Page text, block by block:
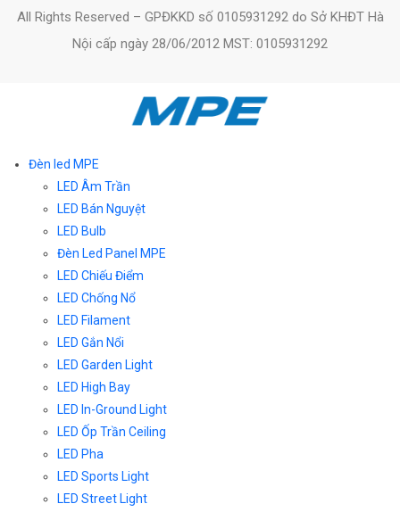
All Rights Reserved – GPĐKKD số 0105931292 do Sở KHĐT Hà
Nội cấp ngày 28/06/2012 MST: 0105931292
Đèn led MPE
LED Âm Trần
LED Bán Nguyệt
LED Bulb
Đèn Led Panel MPE
LED Chiếu Điểm
LED Chống Nổ
LED Filament
LED Gắn Nổi
LED Garden Light
LED High Bay
LED In-Ground Light
LED Ốp Trần Ceiling
LED Pha
LED Sports Light
LED Street Light